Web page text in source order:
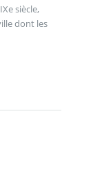
siècle,
dont les